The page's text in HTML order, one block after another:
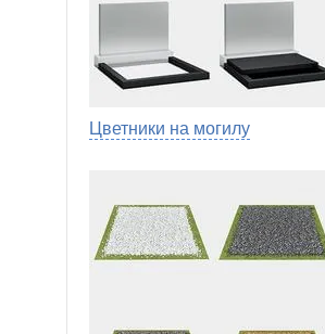
Цветники на могилу